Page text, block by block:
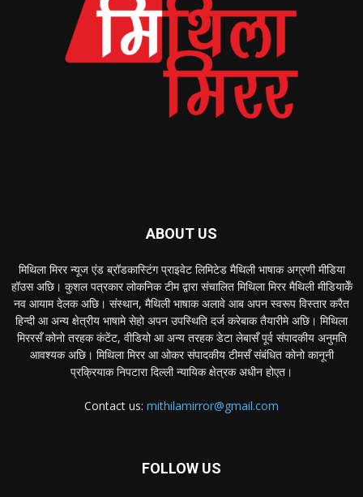
ABOUT US
मिथिला मिरर न्यूज एंड ब्रॉडकास्टिंग प्राइवेट लिमिटेड मैथिली भाषाक अग्रणी मीडिया
हॉउस अछि। कुशल पत्रकार लोकनिक टीम द्वारा संचालित मिथिला मिरर मैथिली मीडियाकेँ
नव आयाम देलक अछि। संस्थान, मैथिली भाषाक अलावे आब अपन स्वरूप विस्तार करैत
हिन्दी आ अन्य क्षेत्रीय भाषामे सेहो अपन उपस्थिति दर्ज करेबाक तैयारीमे अछि। मिथिला
मिररसँ कोनो तरहक कंटेंट, वीडियो आ अन्य तरहक डेटा लेबासँ पूर्व संपादकीय अनुमति
आवश्यक अछि। मिथिला मिरर आ ओकर संपादकीय टीमसँ संबंधित कोनो कानूनी
प्रक्रियाक निपटारा दिल्ली न्यायिक क्षेत्रक अधीन होएत।
Contact us: mithilamirror@gmail.com
FOLLOW US